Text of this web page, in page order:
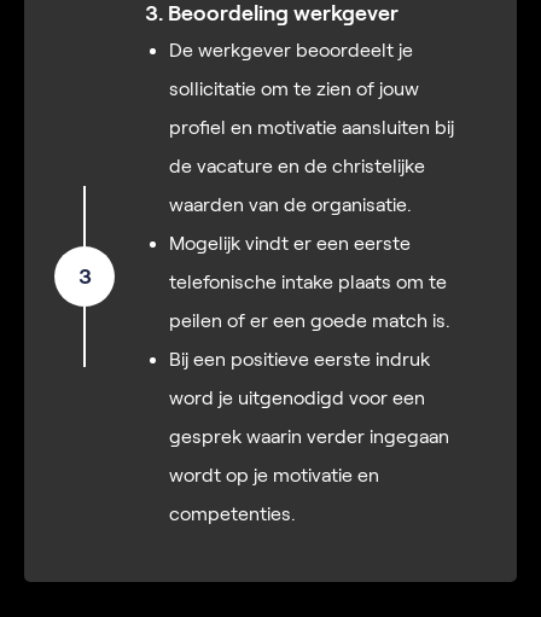
3
3. Beoordeling werkgever
De werkgever beoordeelt je
sollicitatie om te zien of jouw
profiel en motivatie aansluiten bij
de vacature en de christelijke
waarden van de organisatie.
Mogelijk vindt er een eerste
telefonische intake plaats om te
peilen of er een goede match is.
Bij een positieve eerste indruk
word je uitgenodigd voor een
gesprek waarin verder ingegaan
wordt op je motivatie en
competenties.